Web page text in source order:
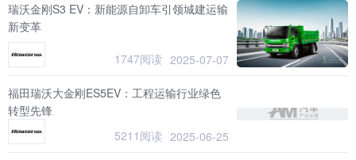
瑞沃金刚S3 EV：新能源自卸车引领城建运输
新变革
1747阅读 2025-07-07
福田瑞沃大金刚ES5EV：工程运输行业绿色
转型先锋
5211阅读 2025-06-25